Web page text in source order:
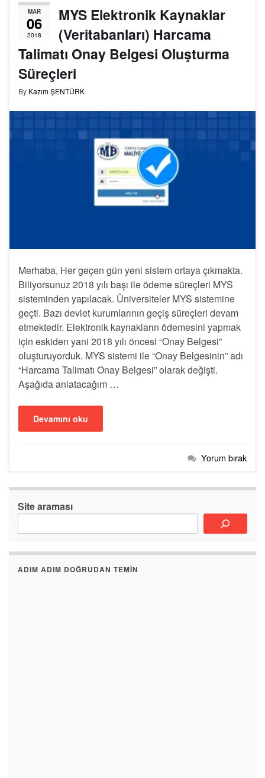
MAR
06
2018
MYS Elektronik Kaynaklar
(Veritabanları) Harcama
Talimatı Onay Belgesi Oluşturma
Süreçleri
By Kazım ŞENTÜRK
Merhaba, Her geçen gün yeni sistem ortaya çıkmakta.
Biliyorsunuz 2018 yılı başı ile ödeme süreçleri MYS
sisteminden yapılacak. Üniversiteler MYS sistemine
geçti. Bazı devlet kurumlarının geçiş süreçleri devam
etmektedir. Elektronik kaynakların ödemesini yapmak
için eskiden yani 2018 yılı öncesi “Onay Belgesi”
oluşturuyorduk. MYS sistemi ile “Onay Belgesinin” adı
“Harcama Talimatı Onay Belgesi” olarak değişti.
Aşağıda anlatacağım …
Devamını oku
Yorum bırak
Site araması
ADIM ADIM DOĞRUDAN TEMIN